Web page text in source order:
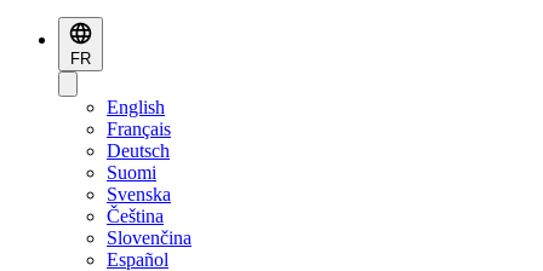
FR
English
Français
Deutsch
Suomi
Svenska
Čeština
Slovenčina
Español